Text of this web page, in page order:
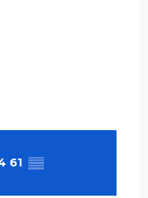
61 ▒▒